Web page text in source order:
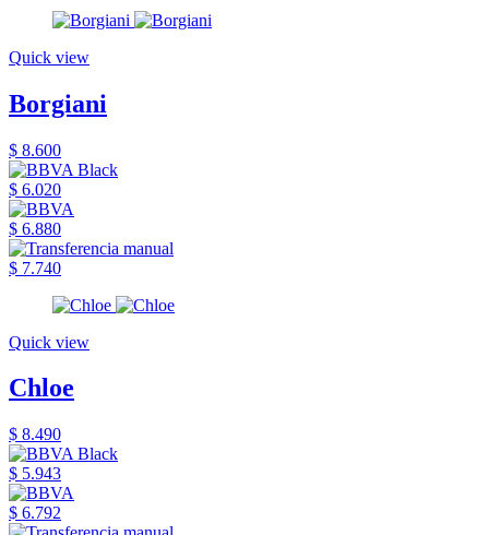
Quick view
Borgiani
$ 8.600
$ 6.020
$ 6.880
$ 7.740
Quick view
Chloe
$ 8.490
$ 5.943
$ 6.792